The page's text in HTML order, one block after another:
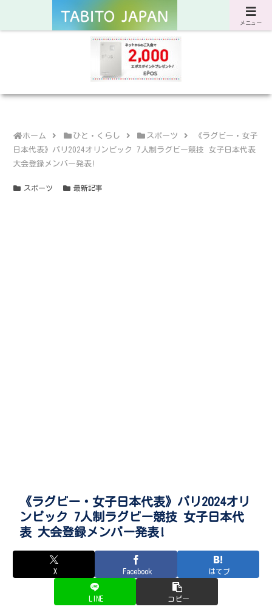
サスティナブルな旅と暮らしのWebマガジン
ホーム ひと・くらし スポーツ
《ラグビー・女子
日本代表》パリ2024オリンピック 7人制ラグビー競技 女子日本代表
大会登録メンバー発表!
スポーツ 最新記事
《ラグビー・女子日本代表》パリ2024オリ
ンピック 7人制ラグビー競技 女子日本代
表 大会登録メンバー発表!
X Facebook はてブ
LINE コピー
メニュー